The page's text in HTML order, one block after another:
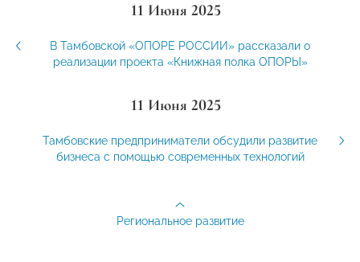
11 Июня 2025
В Тамбовской «ОПОРЕ РОССИИ» рассказали о
реализации проекта «Книжная полка ОПОРЫ»
11 Июня 2025
Тамбовские предприниматели обсудили развитие
бизнеса с помощью современных технологий
Региональное развитие